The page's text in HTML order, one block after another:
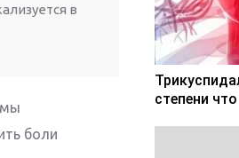
в
боли
степени